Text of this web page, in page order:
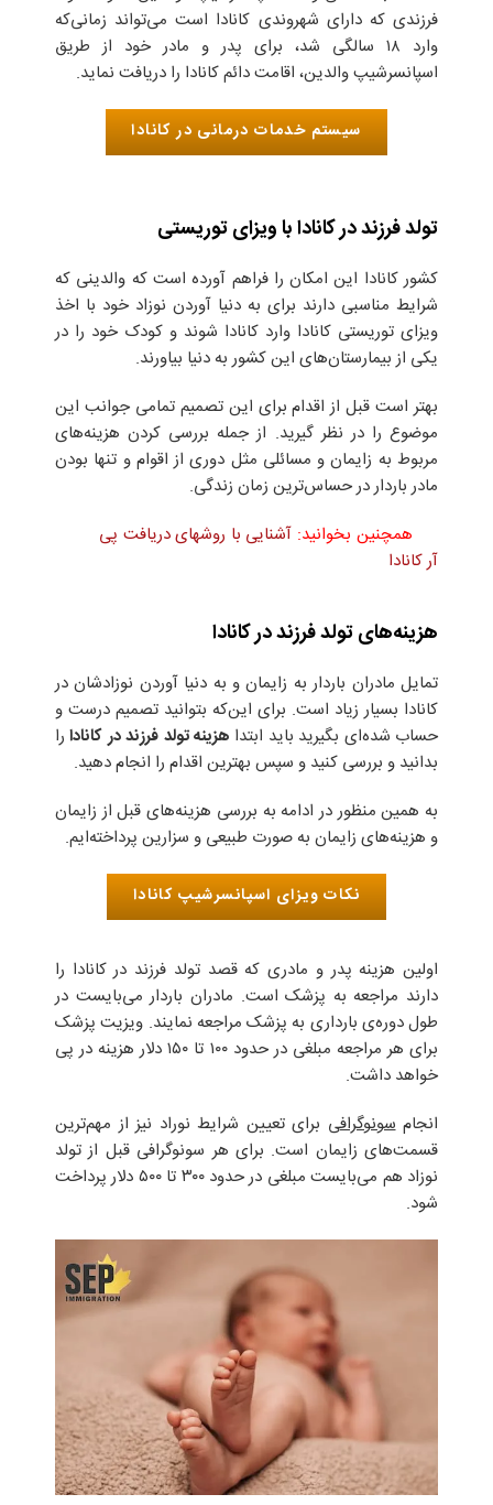
فرزندی که دارای شهروندی کانادا است می‌تواند زمانی‌که
وارد ۱۸ سالگی شد، برای پدر و مادر خود از طریق
اسپانسرشیپ والدین، اقامت دائم کانادا را دریافت نماید.
سیستم خدمات درمانی در کانادا
تولد فرزند در کانادا با ویزای توریستی
کشور کانادا این امکان را فراهم آورده است که والدینی که
شرایط مناسبی دارند برای به دنیا آوردن نوزاد خود با اخذ
ویزای توریستی کانادا وارد کانادا شوند و کودک خود را در
یکی از بیمارستان‌های این کشور به دنیا بیاورند.
بهتر است قبل از اقدام برای این تصمیم تمامی جوانب این
موضوع را در نظر گیرید. از جمله بررسی کردن هزینه‌های
مربوط به زایمان و مسائلی مثل دوری از اقوام و تنها بودن
مادر باردار در حساس‌ترین زمان زندگی‌‌.
همچنین بخوانید: آشنایی با روشهای دریافت پی
آر کانادا
هزینه‌های تولد فرزند در کانادا
تمایل مادران باردار به زایمان و به دنیا آوردن نوزاد‌شان در
کانادا بسیار زیاد است. برای این‌که بتوانید تصمیم درست و
حساب‌ شده‌ای بگیرید باید ابتدا هزینه تولد فرزند در کانادارا
بدانید و بررسی کنید و سپس بهترین اقدام را انجام دهید.
به همین منظور در ادامه به بررسی هزینه‌های قبل از زایمان
و هزینه‌های زایمان به صورت طبیعی و سزارین پرداخته‌ایم.
نکات ویزای اسپانسرشیپ کانادا
اولین هزینه‌ پدر و مادری که قصد تولد فرزند در کانادا را
دارند مراجعه به پزشک است. مادران باردار می‌بایست در
طول دوره‌ی بارداری به پزشک مراجعه نمایند. ویزیت پزشک
برای هر مراجعه مبلغی در حدود ۱۰۰ تا ۱۵۰ دلار هزینه در پی
خواهد داشت.
انجامسونوگرافی برای تعیین شرایط نوراد نیز از مهم‌ترین
قسمت‌های زایمان است. برای هر سونوگرافی قبل از تولد
نوزاد هم می‌بایست مبلغی در حدود ۳۰۰ تا ۵۰۰ دلار پرداخت
شود.